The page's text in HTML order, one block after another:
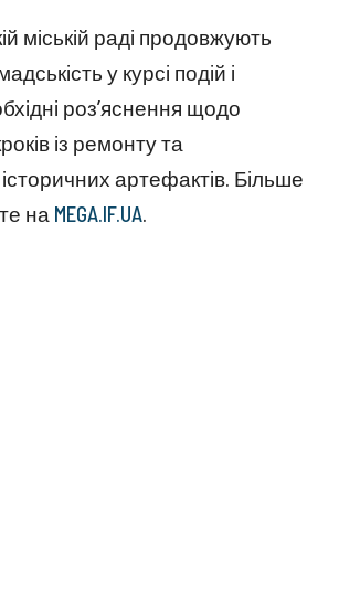
міській раді продовжують
у курсі подій і
роз’яснення щодо
із ремонту та
артефактів. Більше
на MEGA.IF.UA